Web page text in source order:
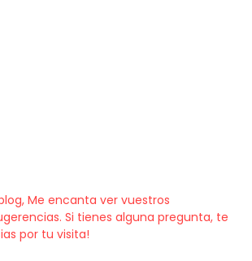
Me encanta ver vuestros
Si tienes alguna pregunta, te
por tu visita!